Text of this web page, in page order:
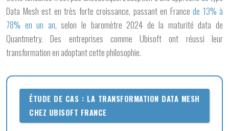
Data Mesh est en très forte croissance, passant en France de 13% à
78% en un an, selon le baromètre 2024 de la maturité data de
Quantmetry. Des entreprises comme Ubisoft ont réussi leur
transformation en adoptant cette philosophie.
ÉTUDE DE CAS : LA TRANSFORMATION DATA MESH
CHEZ UBISOFT FRANCE